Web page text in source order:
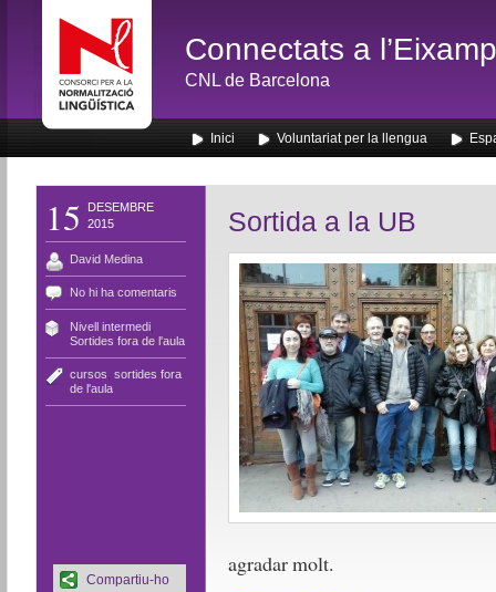
Connectats a
CNL de Barcelona
Inici Voluntariat per la llengua
15
DESEMBRE
2015
David Medina
No hi ha comentaris
Nivell intermedi,
Sortides fora de l'aula
cursos sortides fora
de l'aula
Sortida a la UB
agradar molt.
Compartiu-ho